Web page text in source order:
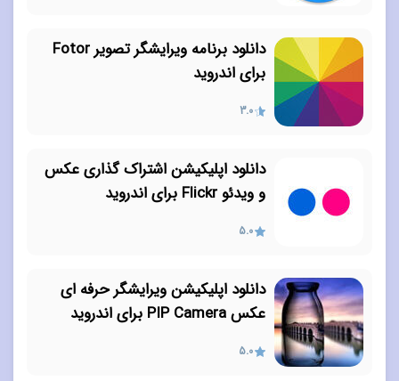
دانلود برنامه ویرایشگر تصویر Fotor
برای اندروید
3.0
دانلود اپلیکیشن اشتراک گذاری عکس
و ویدئو Flickr برای اندروید
5.0
دانلود اپلیکیشن ویرایشگر حرفه ای
عکس PIP Camera برای اندروید
5.0